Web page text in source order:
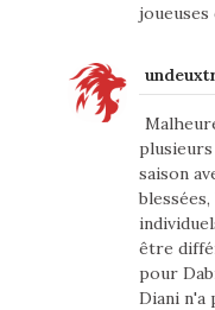
joueuses
plusieurs
saison
être
pour
Diani n'a